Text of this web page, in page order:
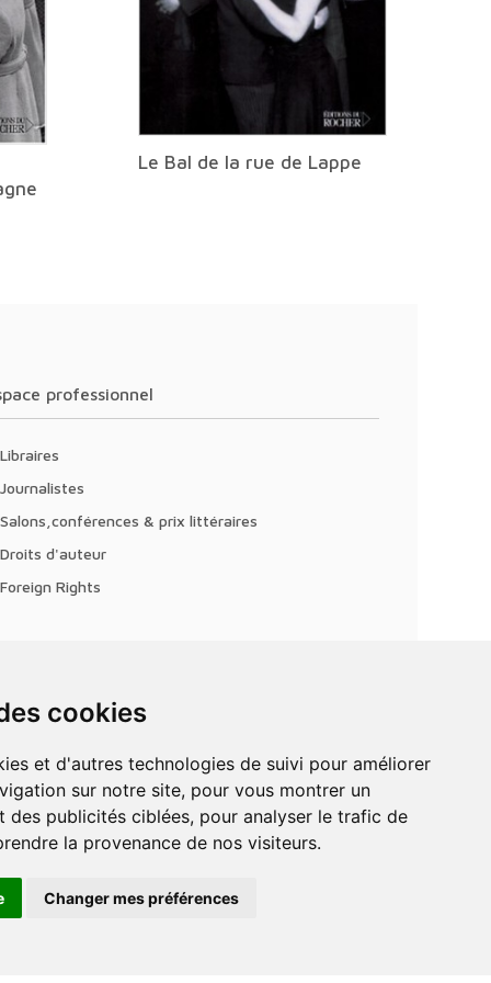
cookies
sur notre site, pour vous montrer un
des publicités ciblées, pour analyser le trafic de
la provenance de nos visiteurs.
Changer mes préférences
Le Bal de la rue de Lappe
professionnel
Libraires
Journalistes
Salons,conférences & prix littéraires
Droits d'auteur
Foreign Rights